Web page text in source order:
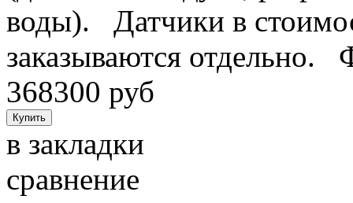
воды). Датчики в
заказываются отдельно.
368300 руб
в закладки
сравнение